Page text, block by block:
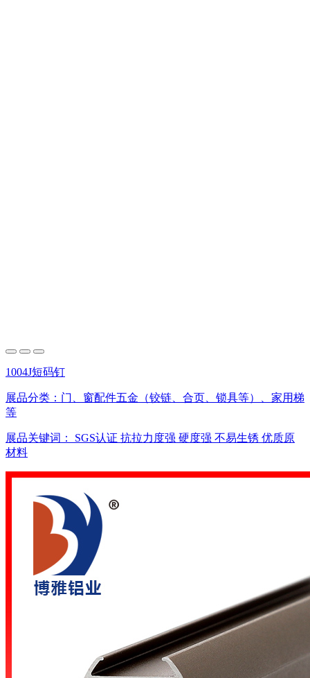
1004J短码钉
展品分类： 门、窗配件五金（铰链、合页、锁具等）、家用梯
等
展品关键词： SGS认证 抗拉力度强 硬度强 不易生锈 优质原
材料